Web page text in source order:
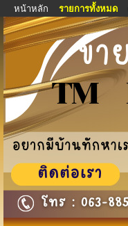
หน้าหลัก รายการทั้งหมด